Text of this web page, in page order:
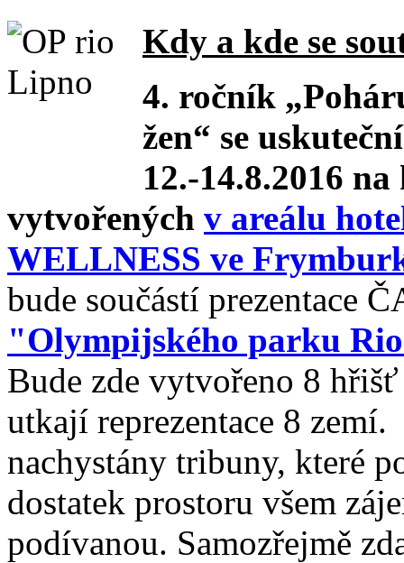
Kdy a kde se
4. ročník
žen“ se uskuteční
12.-14.8.2016 na
vytvořených v areálu
WELLNESS ve
bude součástí prezentace
"Olympijského parku
Bude zde vytvořeno 8
utkají reprezentace 8
nachystány tribuny, které
dostatek prostoru všem
podívanou. Samozřejmě